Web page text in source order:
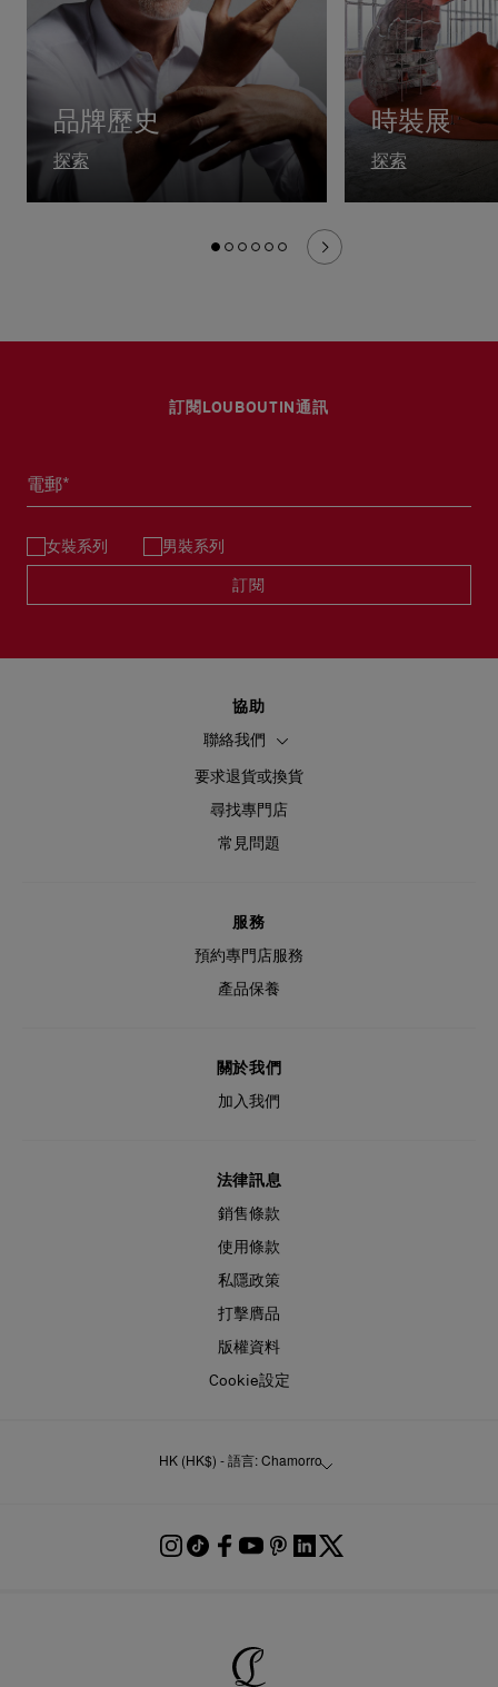
品牌歷史
探索
時裝展
探索
訂閱LOUBOUTIN通訊
電郵*
女裝系列 男裝系列
訂閱
協助
聯絡我們
要求退貨或換貨
尋找專門店
常見問題
服務
預約專門店服務
產品保養
關於我們
加入我們
法律訊息
銷售條款
使用條款
私隱政策
打擊膺品
版權資料
Cookie設定
HK (HK$) - 語言: Chamorro